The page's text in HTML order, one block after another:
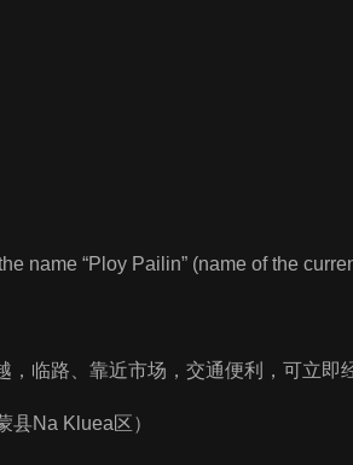
name “Ploy Pailin” (name of the
，临路、靠近市场，交通便利，可立即
县Na Kluea区）